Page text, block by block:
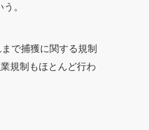
。
で捕獲に関する規制
規制もほとんど行わ